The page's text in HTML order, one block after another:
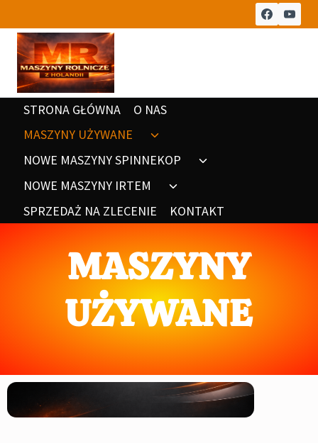
STRONA GŁÓWNA
O NAS
MASZYNY UŻYWANE
NOWE MASZYNY SPINNEKOP
NOWE MASZYNY IRTEM
SPRZEDAŻ NA ZLECENIE
KONTAKT
MASZYNY
UŻYWANE